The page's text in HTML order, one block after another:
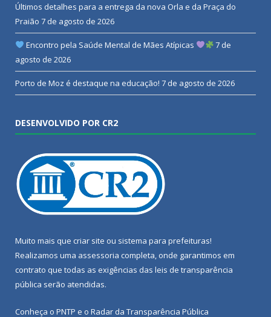
Últimos detalhes para a entrega da nova Orla e da Praça do
Praião 7 de agosto de 2026
Encontro pela Saúde Mental de Mães Atípicas
7 de
agosto de 2026
Porto de Moz é destaque na educação! 7 de agosto de 2026
DESENVOLVIDO POR CR2
Muito mais que criar site ou sistema para prefeituras!
Realizamos uma assessoria completa, onde garantimos em
contrato que todas as exigências das leis de transparência
pública serão atendidas.
Conheça o PNTP e o Radar da Transparência Pública